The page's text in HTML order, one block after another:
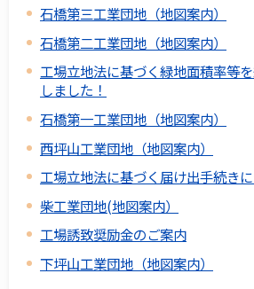
石橋第三工業団地（地図案内）
石橋第二工業団地（地図案内）
工場立地法に基づく緑地面積率等
しました！
石橋第一工業団地（地図案内）
西坪山工業団地（地図案内）
工場立地法に基づく届け出手続き
柴工業団地(地図案内）
工場誘致奨励金のご案内
下坪山工業団地（地図案内）